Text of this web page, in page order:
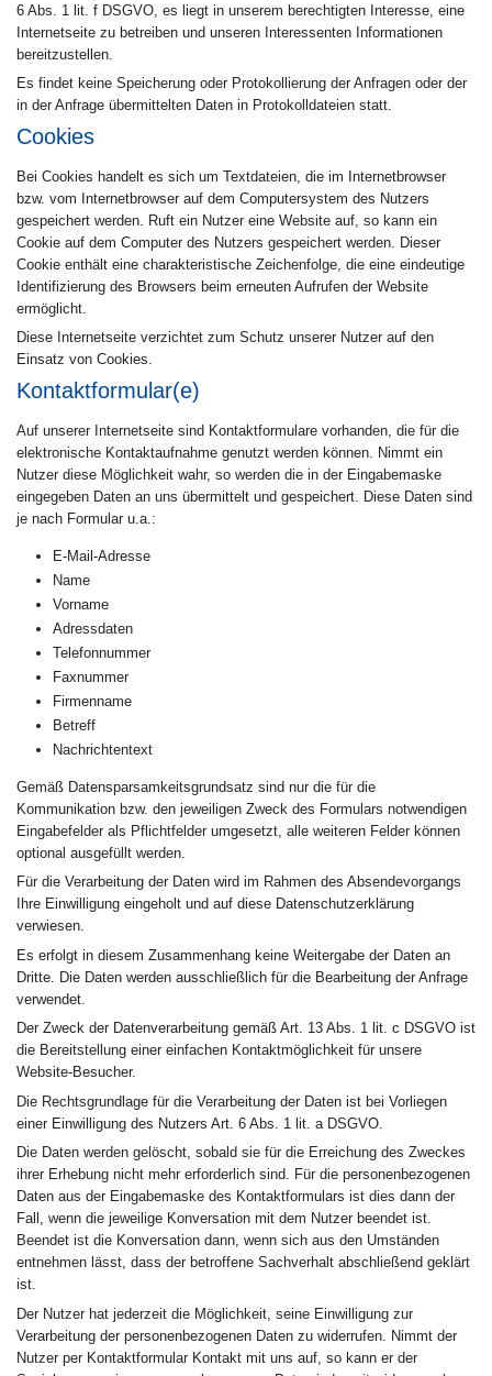
6 Abs. 1 lit. f DSGVO, es liegt in unserem berechtigten Interesse, eine
Internetseite zu betreiben und unseren Interessenten Informationen
bereitzustellen.
Es findet keine Speicherung oder Protokollierung der Anfragen oder der
in der Anfrage übermittelten Daten in Protokolldateien statt.
Cookies
Bei Cookies handelt es sich um Textdateien, die im Internetbrowser
bzw. vom Internetbrowser auf dem Computersystem des Nutzers
gespeichert werden. Ruft ein Nutzer eine Website auf, so kann ein
Cookie auf dem Computer des Nutzers gespeichert werden. Dieser
Cookie enthält eine charakteristische Zeichenfolge, die eine eindeutige
Identifizierung des Browsers beim erneuten Aufrufen der Website
ermöglicht.
Diese Internetseite verzichtet zum Schutz unserer Nutzer auf den
Einsatz von Cookies.
Kontaktformular(e)
Auf unserer Internetseite sind Kontaktformulare vorhanden, die für die
elektronische Kontaktaufnahme genutzt werden können. Nimmt ein
Nutzer diese Möglichkeit wahr, so werden die in der Eingabemaske
eingegeben Daten an uns übermittelt und gespeichert. Diese Daten sind
je nach Formular u.a.:
E-Mail-Adresse
Name
Vorname
Adressdaten
Telefonnummer
Faxnummer
Firmenname
Betreff
Nachrichtentext
Gemäß Datensparsamkeitsgrundsatz sind nur die für die
Kommunikation bzw. den jeweiligen Zweck des Formulars notwendigen
Eingabefelder als Pflichtfelder umgesetzt, alle weiteren Felder können
optional ausgefüllt werden.
Für die Verarbeitung der Daten wird im Rahmen des Absendevorgangs
Ihre Einwilligung eingeholt und auf diese Datenschutzerklärung
verwiesen.
Es erfolgt in diesem Zusammenhang keine Weitergabe der Daten an
Dritte. Die Daten werden ausschließlich für die Bearbeitung der Anfrage
verwendet.
Der Zweck der Datenverarbeitung gemäß Art. 13 Abs. 1 lit. c DSGVO ist
die Bereitstellung einer einfachen Kontaktmöglichkeit für unsere
Website-Besucher.
Die Rechtsgrundlage für die Verarbeitung der Daten ist bei Vorliegen
einer Einwilligung des Nutzers Art. 6 Abs. 1 lit. a DSGVO.
Die Daten werden gelöscht, sobald sie für die Erreichung des Zweckes
ihrer Erhebung nicht mehr erforderlich sind. Für die personenbezogenen
Daten aus der Eingabemaske des Kontaktformulars ist dies dann der
Fall, wenn die jeweilige Konversation mit dem Nutzer beendet ist.
Beendet ist die Konversation dann, wenn sich aus den Umständen
entnehmen lässt, dass der betroffene Sachverhalt abschließend geklärt
ist.
Der Nutzer hat jederzeit die Möglichkeit, seine Einwilligung zur
Verarbeitung der personenbezogenen Daten zu widerrufen. Nimmt der
Nutzer per Kontaktformular Kontakt mit uns auf, so kann er der